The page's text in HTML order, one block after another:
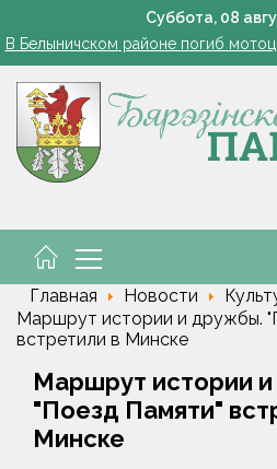
Суббота, 08
Белоруска Орел завоевала
В Белыничском районе погиб
Есть комбайнеры-
101 год —
Белоруска Орел завоевала
Главная Новости
Маршрут истории и дружбы.
встретили в Минске
Маршрут истории
"Поезд Памяти"
Минске